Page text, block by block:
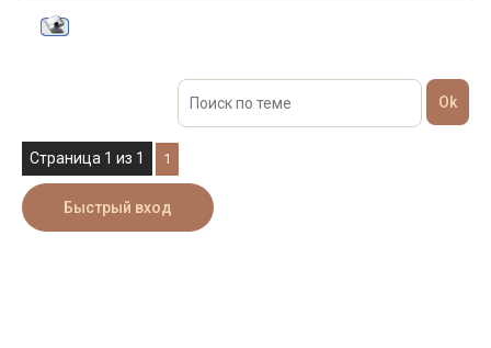
Страница 1 из 1 1